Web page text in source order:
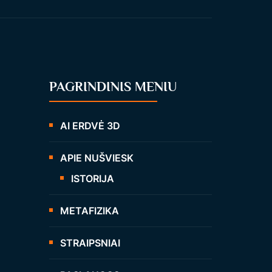
PAGRINDINIS MENIU
AI ERDVĖ 3D
APIE NUŠVIESK
ISTORIJA
METAFIZIKA
STRAIPSNIAI